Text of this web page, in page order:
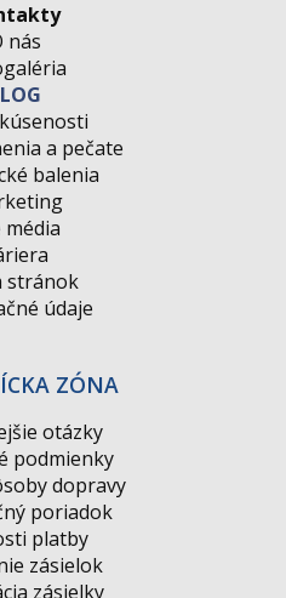
nás
a pečate
balenia
média
stránok
údaje
ZÓNA
otázky
podmienky
dopravy
poriadok
platby
zásielok
zásielky